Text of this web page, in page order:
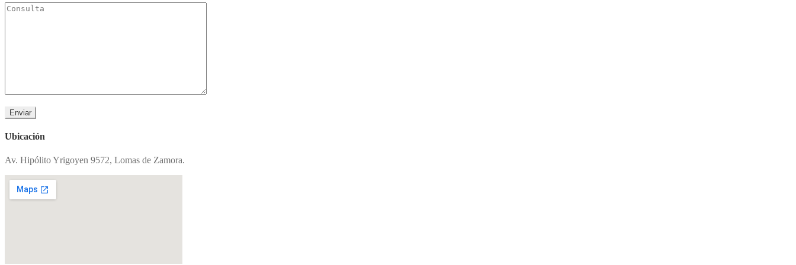
Ubicación
Av. Hipólito Yrigoyen 9572, Lomas de Zamora.